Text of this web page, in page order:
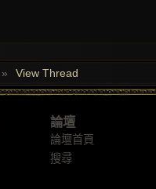
» View Thread
論壇
論壇首頁
搜尋